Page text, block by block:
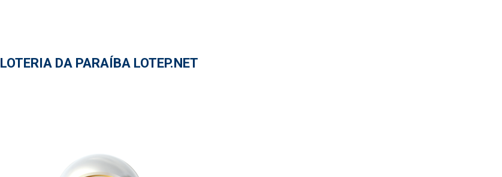
LOTERIA DA PARAÍBA LOTEP.NET